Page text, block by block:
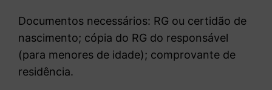
Documentos necessários: RG ou certidão de
nascimento; cópia do RG do responsável
(para menores de idade); comprovante de
residência.